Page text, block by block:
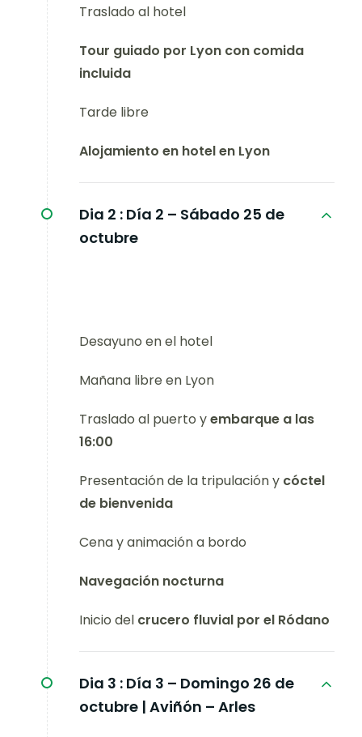
Traslado al hotel
Tour guiado por Lyon con comida
incluida
Tarde libre
Alojamiento en hotel en Lyon
Dia 2 : Día 2 – Sábado 25 de
octubre
Desayuno en el hotel
Mañana libre en Lyon
Traslado al puerto yembarque a las
16:00
Presentación de la tripulación y cóctel
de bienvenida
Cena y animación a bordo
Navegación nocturna
Inicio del crucero fluvial por el Ródano
Dia 3 : Día 3 – Domingo 26 de
octubre | Aviñón – Arles